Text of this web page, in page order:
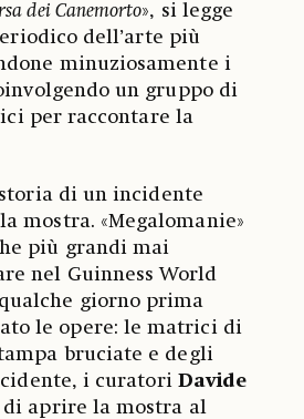
dei Canemorto», si legge
dell’arte più
minuziosamente i
un gruppo di
per raccontare la
di un incidente
mostra. «Megalomanie»
più grandi mai
nel Guinness World
giorno prima
le opere: le matrici di
bruciate e degli
i curatori Davide
aprire la mostra al